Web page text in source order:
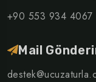
+90 553 934 4067
Mail